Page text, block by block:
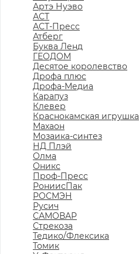
Артэ Нуэво
АСТ
АСТ-Пресс
Атберг
Буква Ленд
ГЕОДОМ
Десятое королевство
Дрофа плюс
Дрофа-Медиа
Карапуз
Клевер
Краснокамская игрушка
Махаон
Мозаика-синтез
НД Плэй
Олма
Оникс
Проф-Пресс
РониисПак
РОСМЭН
Русич
САМОВАР
Стрекоза
Тедико/Флексика
Томик